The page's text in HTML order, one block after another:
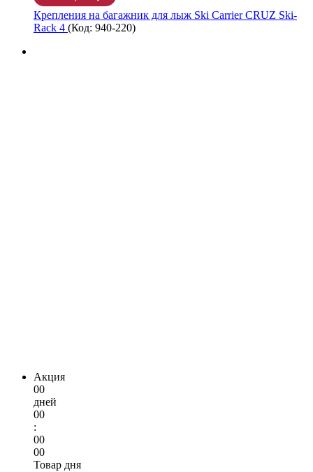
Крепления на багажник для лыж Ski Carrier CRUZ Ski-
Rack 4 (Код: 940-220)
Акция
00
дней
00
:
00
00
Товар дня